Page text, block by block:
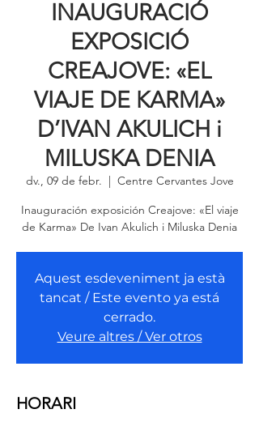
INAUGURACIÓ
EXPOSICIÓ
CREAJOVE: «EL
VIAJE DE KARMA»
D’IVAN AKULICH i
MILUSKA DENIA
dv., 09 de febr.
  |
Centre Cervantes Jove
Inauguración exposición Creajove: «El viaje
de Karma» De Ivan Akulich i Miluska Denia
Aquest esdeveniment ja està
tancat / Este evento ya está
cerrado.
Veure altres / Ver otros
HORARI